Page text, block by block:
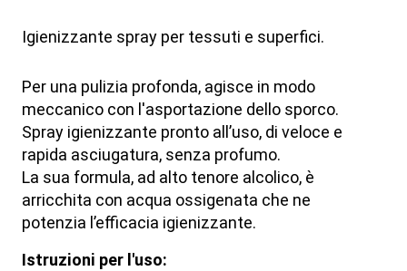
Igienizzante spray per tessuti e superfici.
Per una pulizia profonda, agisce in modo
meccanico con l'asportazione dello sporco.
Spray igienizzante pronto all’uso, di veloce e
rapida asciugatura, senza profumo.
La sua formula, ad alto tenore alcolico, è
arricchita con acqua ossigenata che ne
potenzia l’efficacia igienizzante.
Istruzioni per l'uso: